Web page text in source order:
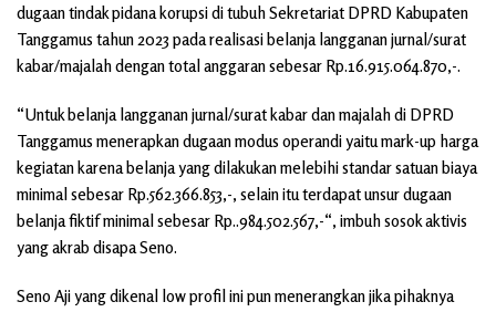
dugaan tindak pidana korupsi di tubuh Sekretariat DPRD Kabupaten
Tanggamus tahun 2023 pada realisasi belanja langganan jurnal/surat
kabar/majalah dengan total anggaran sebesar Rp.16.915.064.870,-.
“Untuk belanja langganan jurnal/surat kabar dan majalah di DPRD
Tanggamus menerapkan dugaan modus operandi yaitu mark-up harga
kegiatan karena belanja yang dilakukan melebihi standar satuan biaya
minimal sebesar Rp.562.366.853,-, selain itu terdapat unsur dugaan
belanja fiktif minimal sebesar Rp..984.502.567,-“, imbuh sosok aktivis
yang akrab disapa Seno.
Seno Aji yang dikenal low profil ini pun menerangkan jika pihaknya